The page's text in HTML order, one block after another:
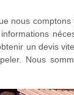
nous
un devis
Nous